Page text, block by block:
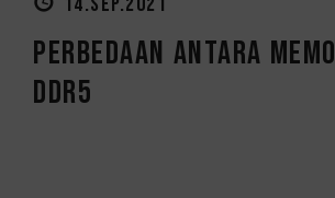
Perbedaan Antara
DDR5